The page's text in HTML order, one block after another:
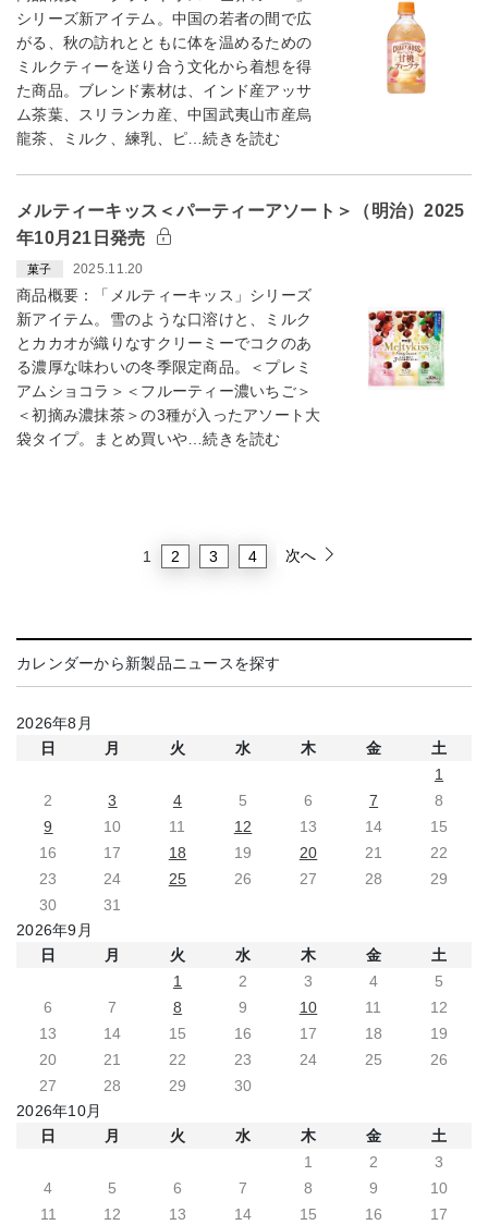
シリーズ新アイテム。中国の若者の間で広
がる、秋の訪れとともに体を温めるための
ミルクティーを送り合う文化から着想を得
た商品。ブレンド素材は、インド産アッサ
ム茶葉、スリランカ産、中国武夷山市産烏
龍茶、ミルク、練乳、ピ…続きを読む
メルティーキッス＜パーティーアソート＞（明治）2025
年10月21日発売
菓子 2025.11.20
商品概要：「メルティーキッス」シリーズ
新アイテム。雪のような口溶けと、ミルク
とカカオが織りなすクリーミーでコクのあ
る濃厚な味わいの冬季限定商品。＜プレミ
アムショコラ＞＜フルーティー濃いちご＞
＜初摘み濃抹茶＞の3種が入ったアソート大
袋タイプ。まとめ買いや…続きを読む
1 2 3 4 次へ
カレンダーから新製品ニュースを探す
2026年8月
日
月 火 水 木 金
土
1
2
3 4 5 6 7
8
9
10 11 12 13 14
15
16
17 18 19 20 21
22
23
24 25 26 27 28
29
30
31
2026年9月
日
月 火 水 木 金
土
1
2 3 4
5
6
7 8 9 10 11
12
13
14 15 16 17 18
19
20
21 22 23 24 25
26
27
28 29
30
2026年10月
日
月 火 水 木 金
土
1
2
3
4
5 6 7 8 9
10
11
12 13 14 15 16
17